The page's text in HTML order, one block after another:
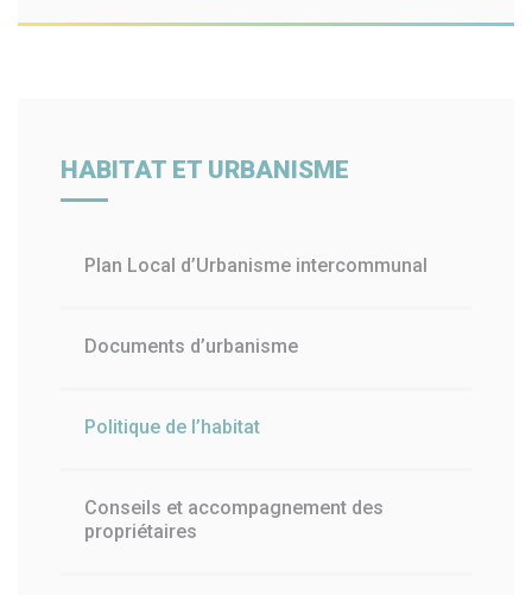
HABITAT ET URBANISME
Plan Local d’Urbanisme intercommunal
Documents d’urbanisme
Politique de l’habitat
Conseils et accompagnement des
propriétaires